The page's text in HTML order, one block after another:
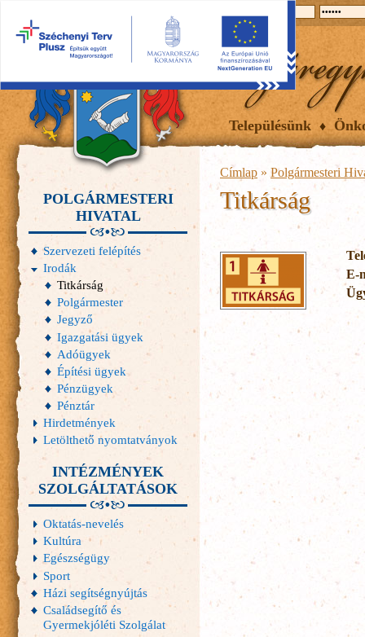
Településünk
Címlap » Polgármesteri
Titkárság
E-
POLGÁRMESTERI
HIVATAL
Szervezeti felépítés
Irodák
Titkárság
Polgármester
Jegyző
Igazgatási ügyek
Adóügyek
Építési ügyek
Pénzügyek
Pénztár
Hirdetmények
Letölthető nyomtatványok
INTÉZMÉNYEK
SZOLGÁLTATÁSOK
Oktatás-nevelés
Kultúra
Egészségügy
Sport
Házi segítségnyújtás
Családsegítő és
Gyermekjóléti Szolgálat